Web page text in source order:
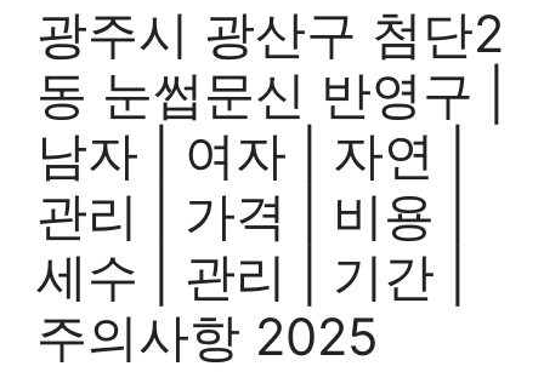
광주시 광산구 첨단2
동 눈썹문신 반영구 |
남자 | 여자 | 자연 |
관리 | 가격 | 비용 |
세수 | 관리 | 기간 |
주의사항 2025